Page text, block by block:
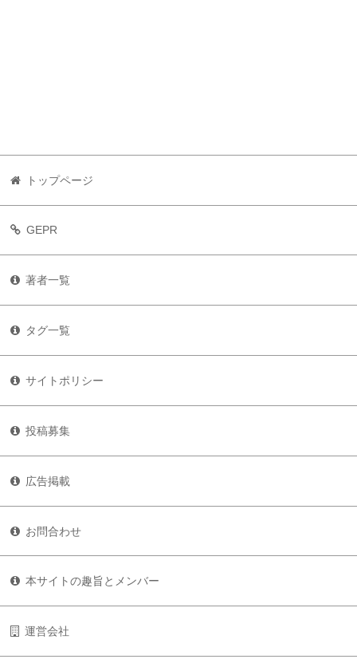
トップページ
GEPR
著者一覧
タグ一覧
サイトポリシー
投稿募集
広告掲載
お問合わせ
本サイトの趣旨とメンバー
運営会社